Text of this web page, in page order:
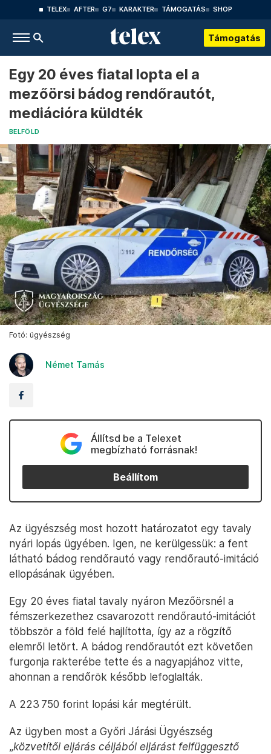
TELEX AFTER G7 KARAKTER TÁMOGATÁS SHOP
Támogatás
Egy 20 éves fiatal lopta el a
mezőörsi bádog rendőrautót,
mediációra küldték
BELFÖLD
Fotó: ügyészség
Német Tamás
Állítsd be a Telexet
megbízható forrásnak!
Beállítom
Az ügyészség most hozott határozatot egy tavaly
nyári lopás ügyében. Igen, ne kerülgessük: a fent
látható bádog rendőrautó vagy rendőrautó-imitáció
ellopásának ügyében.
Egy 20 éves fiatal tavaly nyáron Mezőörsnél a
fémszerkezethez csavarozott rendőrautó-imitációt
többször a föld felé hajlította, így az a rögzítő
elemről letört. A bádog rendőrautót ezt követően
furgonja rakterébe tette és a nagyapjához vitte,
ahonnan a rendőrök később lefoglalták.
A 223 750 forint lopási kár megtérült.
Az ügyben most a Győri Járási Ügyészség
„közvetítői eljárás céljából eljárást felfüggesztő